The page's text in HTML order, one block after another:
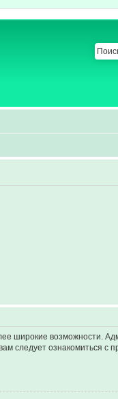
широкие возможности.
следует ознакомиться с